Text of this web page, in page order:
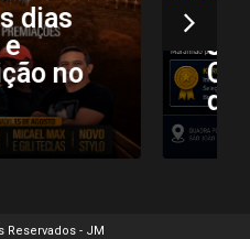
Patos
do
Wushu
Reservados - JM